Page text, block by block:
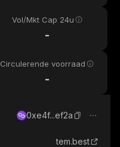
Vol/Mkt Cap 24u
-
Circulerende voorraad
-
0xe4f...ef2a
tem.best